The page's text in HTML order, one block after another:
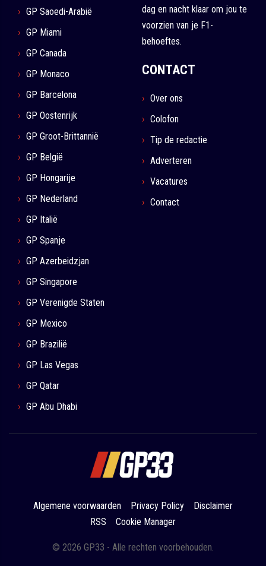
GP Saoedi-Arabië
GP Miami
GP Canada
GP Monaco
GP Barcelona
GP Oostenrijk
GP Groot-Brittannië
GP België
GP Hongarije
GP Nederland
GP Italië
GP Spanje
GP Azerbeidzjan
GP Singapore
GP Verenigde Staten
GP Mexico
GP Brazilië
GP Las Vegas
GP Qatar
GP Abu Dhabi
dag en nacht klaar om jou te
voorzien van je F1-
behoeftes.
CONTACT
Over ons
Colofon
Tip de redactie
Adverteren
Vacatures
Contact
Algemene voorwaarden Privacy Policy
Disclaimer
RSS
Cookie Manager
© 2026 GP33 - Alle rechten voorbehouden.